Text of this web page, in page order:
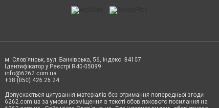
м. Слов’янськ, вул. Банківська, 56, індекс: 84107
Ідентифікатор у Реєстрі R40-05099
info@6262.com.ua
+38 (050) 426 26 24
Допускається цитування матеріалів без отримання попередньої згоди
6262.com.ua за умови розміщення в тексті обов'язкового посилання на